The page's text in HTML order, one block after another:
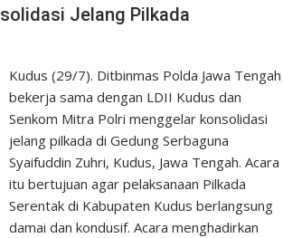
Jelang Pilkada
Kudus (29/7). Ditbinmas Polda Jawa Tengah
bekerja sama dengan LDII Kudus dan
Senkom Mitra Polri menggelar konsolidasi
jelang pilkada di Gedung Serbaguna
Syaifuddin Zuhri, Kudus, Jawa Tengah. Acara
itu bertujuan agar pelaksanaan Pilkada
Serentak di Kabupaten Kudus berlangsung
damai dan kondusif. Acara menghadirkan